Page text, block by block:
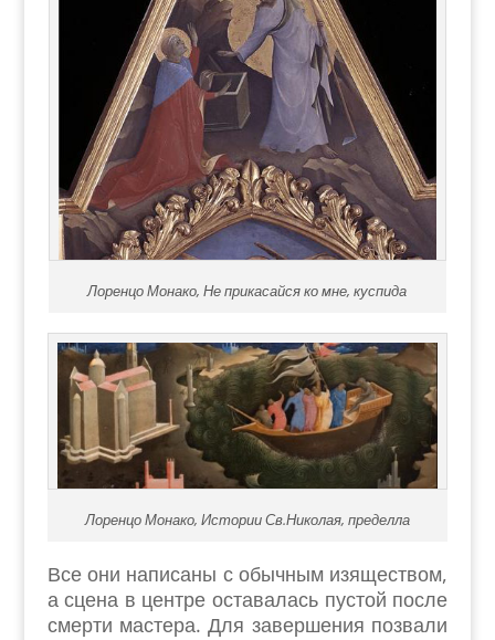
Лоренцо Монако, Не прикасайся ко мне, куспида
Лоренцо Монако, Истории Св.Николая, пределла
Все они написаны с обычным изяществом,
а сцена в центре оставалась пустой после
смерти мастера. Для завершения позвали